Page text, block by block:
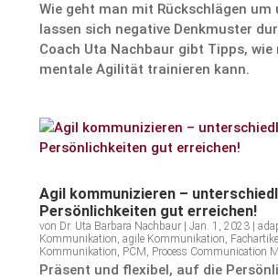
Wie geht man mit Rückschlägen um
lassen sich negative Denkmuster
Coach Uta Nachbaur gibt Tipps, wie
mentale Agilität trainieren kann.
Agil kommu­ni­zieren –
Persön­lich­keiten gut erreichen!
von Dr. Uta Barbara Nachbaur |Jan. 1, 2023 |
Kommunikation,agile Kommunikation, Fachartikel
Kommunikation, PCM , Process Communication
Präsent und flexibel, auf die